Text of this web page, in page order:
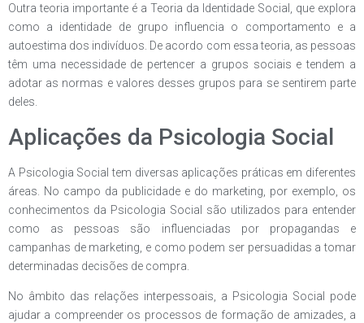
Outra teoria importante é a Teoria da Identidade Social, que explora
como a identidade de grupo influencia o comportamento e a
autoestima dos indivíduos. De acordo com essa teoria, as pessoas
têm uma necessidade de pertencer a grupos sociais e tendem a
adotar as normas e valores desses grupos para se sentirem parte
deles.
Aplicações da Psicologia Social
A Psicologia Social tem diversas aplicações práticas em diferentes
áreas. No campo da publicidade e do marketing, por exemplo, os
conhecimentos da Psicologia Social são utilizados para entender
como as pessoas são influenciadas por propagandas e
campanhas de marketing, e como podem ser persuadidas a tomar
determinadas decisões de compra.
No âmbito das relações interpessoais, a Psicologia Social pode
ajudar a compreender os processos de formação de amizades, a